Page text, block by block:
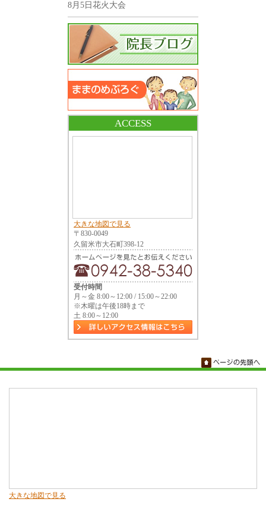
8月5日花火大会
ACCESS
大きな地図で見る
〒830-0049
久留米市大石町398-12
受付時間
月～金 8:00～12:00 / 15:00～22:00
※木曜は午後18時まで
土 8:00～12:00
大きな地図で見る